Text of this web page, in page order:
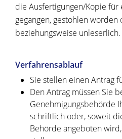
die Ausfertigungen/Kopie für
gegangen, gestohlen
beziehungsweise unleserlich.
Verfahrensablauf
Sie stellen einen Antrag
Den Antrag müssen Sie
Genehmigungsbehörde
schriftlich oder, soweit
Behörde angeboten